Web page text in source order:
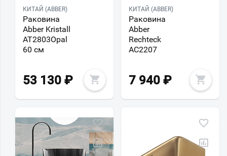
КИТАЙ (ABBER)
Раковина
Abber Kristall
AT2803Opal
60 см
53 130 ₽
КИТАЙ (ABBER)
Раковина
Abber
Rechteck
AC2207
7 940 ₽